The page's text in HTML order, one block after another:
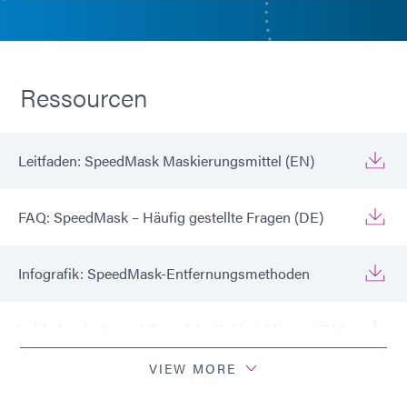
Ressourcen
Leitfaden: SpeedMask Maskierungsmittel (EN)
FAQ: SpeedMask – Häufig gestellte Fragen (DE)
Infografik: SpeedMask-Entfernungsmethoden
VIEW MORE